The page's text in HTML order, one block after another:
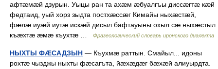
афтæмæй дзурын. Уыцы ран та ахæм æбуалгъы диссæгтæ кæй
федтаид, уый хорз зыдта постхæссæг Кимайы ныхæстæй,
фæлæ иуæй иутæ искæй дисыл бафтауыны охыл сæ ныхæстыл
къæхтæ æмæ къухтæ …
Фразеологический словарь иронского диалекта
НЫХТЫ ФÆСАДЗЫН — Къухмæ раттын. Смайыл... идоны
рохтæ чызджы ныхты фæсагъта, йæхæдæг бæхæй алиуырдта.